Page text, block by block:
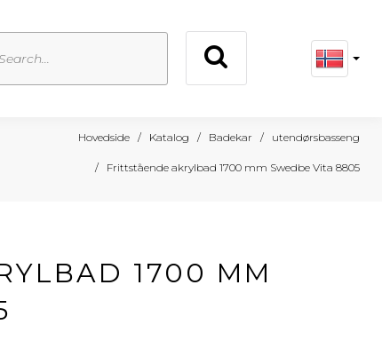
Hovedside Katalog Badekar utendørsbasseng
Frittstående akrylbad 1700 mm Swedbe Vita 8805
1700 MM